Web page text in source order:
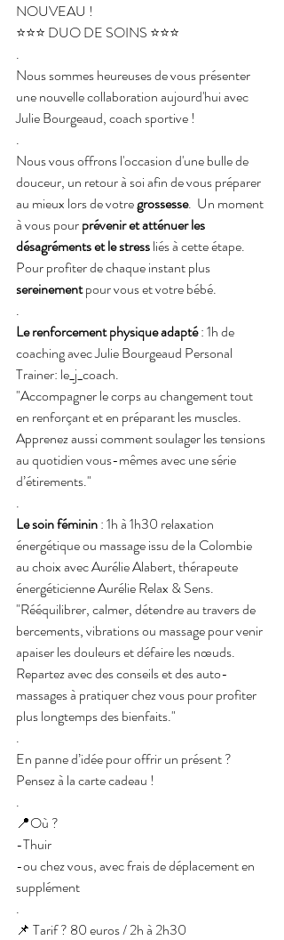
NOUVEAU !
⭐⭐⭐ DUO DE SOINS ⭐⭐⭐
.
Nous sommes heureuses de vous présenter
une nouvelle collaboration aujourd'hui avec
Julie Bourgeaud, coach sportive !
.
Nous vous offrons l'occasion d'une bulle de
douceur, un retour à soi afin de vous préparer
au mieux lors de votre grossesse.  Un moment
à vous pour prévenir et atténuer les
désagréments et le stress liés à cette étape.
Pour profiter de chaque instant plus
sereinement pour vous et votre bébé.
.
Le renforcement physique adapté : 1h de
coaching avec Julie Bourgeaud Personal
Trainer: le_j_coach.
"Accompagner le corps au changement tout
en renforçant et en préparant les muscles.
Apprenez aussi comment soulager les tensions
au quotidien vous-mêmes avec une série
d’étirements."
.
Le soin féminin : 1h à 1h30 relaxation
énergétique ou massage issu de la Colombie
au choix avec Aurélie Alabert, thérapeute
énergéticienne Aurélie Relax & Sens.
"Rééquilibrer, calmer, détendre au travers de
bercements, vibrations ou massage pour venir
apaiser les douleurs et défaire les nœuds.
Repartez avec des conseils et des auto-
massages à pratiquer chez vous pour profiter
plus longtemps des bienfaits."
.
En panne d’idée pour offrir un présent ?
Pensez à la carte cadeau !
.
📍Où ?
-Thuir
-ou chez vous, avec frais de déplacement en
supplément
.
📌 Tarif ? 80 euros / 2h à 2h30